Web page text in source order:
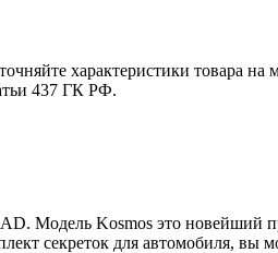
характеристики товара
437 ГК РФ.
Модель Kosmos это новейший
секреток для автомобиля, вы